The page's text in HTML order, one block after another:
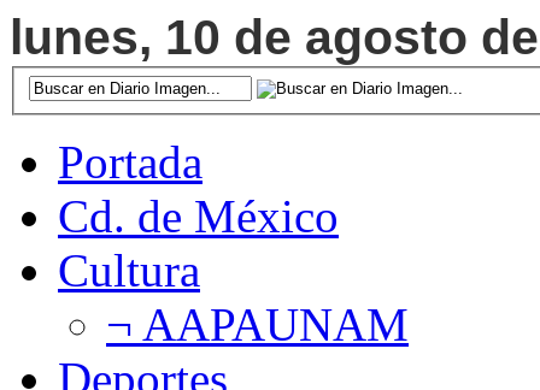
lunes, 10 de agosto
Portada
Cd. de México
Cultura
¬ AAPAUNAM
Deportes